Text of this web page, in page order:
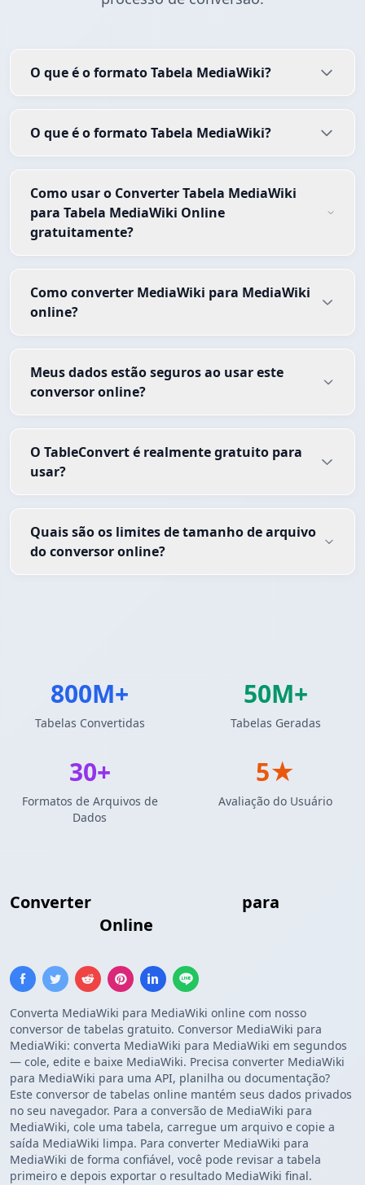
Converter para
Online
Converta MediaWiki para MediaWiki online com nosso
conversor de tabelas gratuito. Conversor MediaWiki para
MediaWiki: converta MediaWiki para MediaWiki em segundos
— cole, edite e baixe MediaWiki. Precisa converter MediaWiki
para MediaWiki para uma API, planilha ou documentação?
Este conversor de tabelas online mantém seus dados privados
no seu navegador. Para a conversão de MediaWiki para
MediaWiki, cole uma tabela, carregue um arquivo e copie a
saída MediaWiki limpa. Para converter MediaWiki para
MediaWiki de forma confiável, você pode revisar a tabela
primeiro e depois exportar o resultado MediaWiki final.
O que é o formato Tabela MediaWiki?
O que é o formato Tabela MediaWiki?
Como usar o Converter Tabela MediaWiki
para Tabela MediaWiki Online
gratuitamente?
Como converter MediaWiki para MediaWiki
online?
Meus dados estão seguros ao usar este
conversor online?
O TableConvert é realmente gratuito para
usar?
Quais são os limites de tamanho de arquivo
do conversor online?
800M+
Tabelas Convertidas
50M+
Tabelas Geradas
30+
Formatos de Arquivos de
Dados
5★
Avaliação do Usuário